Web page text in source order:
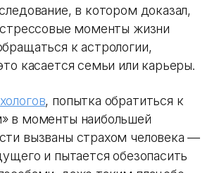
в котором доказал,
стрессовые моменты жизни
к астрологии,
касается семьи или карьеры.
, попытка обратиться к
в моменты наибольшей
вызваны страхом человека —
и пытается обезопасить